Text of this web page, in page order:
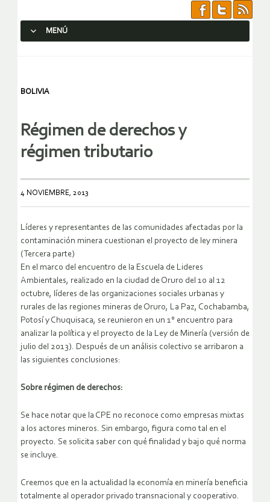
MENÚ
BOLIVIA
Régimen de derechos y
régimen tributario
4 NOVIEMBRE, 2013
Líderes y representantes de las comunidades afectadas por la
contaminación minera cuestionan el proyecto de ley minera
(Tercera parte)
En el marco del encuentro de la Escuela de Lideres
Ambientales, realizado en la ciudad de Oruro del 10 al 12
octubre, líderes de las organizaciones sociales urbanas y
rurales de las regiones mineras de Oruro, La Paz, Cochabamba,
Potosí y Chuquisaca, se reunieron en un 1° encuentro para
analizar la política y el proyecto de la Ley de Minería (versión de
julio del 2013). Después de un análisis colectivo se arribaron a
las siguientes conclusiones:
Sobre régimen de derechos:
Se hace notar que la CPE no reconoce como empresas mixtas
a los actores mineros. Sin embargo, figura como tal en el
proyecto. Se solicita saber con qué finalidad y bajo qué norma
se incluye.
Creemos que en la actualidad la economía en minería beneficia
totalmente al operador privado transnacional y cooperativo.